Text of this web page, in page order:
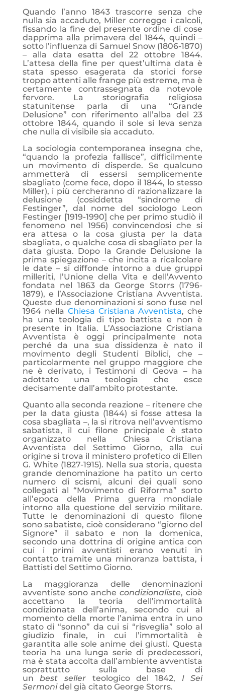
Quando l’anno 1843 trascorre senza che
nulla sia accaduto, Miller corregge i calcoli,
fissando la fine del presente ordine di cose
dapprima alla primavera del 1844, quindi –
sotto l’influenza di Samuel Snow (1806-1870)
– alla data esatta del 22 ottobre 1844.
L’attesa della fine per quest’ultima data è
stata spesso esagerata da storici forse
troppo attenti alle frange più estreme, ma è
certamente contrassegnata da notevole
fervore. La storiografia religiosa
statunitense parla di una “Grande
Delusione” con riferimento all’alba del 23
ottobre 1844, quando il sole si leva senza
che nulla di visibile sia accaduto.
La sociologia contemporanea insegna che,
“quando la profezia fallisce”, difficilmente
un movimento di disperde. Se qualcuno
ammetterà di essersi semplicemente
sbagliato (come fece, dopo il 1844, lo stesso
Miller), i più cercheranno di razionalizzare la
delusione (cosiddetta “sindrome di
Festinger”, dal nome del sociologo Leon
Festinger [1919-1990] che per primo studiò il
fenomeno nel 1956) convincendosi che si
era attesa o la cosa giusta per la data
sbagliata, o qualche cosa di sbagliato per la
data giusta. Dopo la Grande Delusione la
prima spiegazione – che incita a ricalcolare
le date – si diffonde intorno a due gruppi
milleriti, l’Unione della Vita e dell’Avvento
fondata nel 1863 da George Storrs (1796-
1879), e l’Associazione Cristiana Avventista.
Queste due denominazioni si sono fuse nel
1964 nella Chiesa Cristiana Avventista, che
ha una teologia di tipo battista e non è
presente in Italia. L’Associazione Cristiana
Avventista è oggi principalmente nota
perché da una sua dissidenza è nato il
movimento degli Studenti Biblici, che –
particolarmente nel gruppo maggiore che
ne è derivato, i Testimoni di Geova – ha
adottato una teologia che esce
decisamente dall’ambito protestante.
Quanto alla seconda reazione – ritenere che
per la data giusta (1844) si fosse attesa la
cosa sbagliata –, la si ritrova nell’avventismo
sabatista, il cui filone principale è stato
organizzato nella Chiesa Cristiana
Avventista del Settimo Giorno, alla cui
origine si trova il ministero profetico di Ellen
G. White (1827-1915). Nella sua storia, questa
grande denominazione ha patito un certo
numero di scismi, alcuni dei quali sono
collegati al “Movimento di Riforma” sorto
all’epoca della Prima guerra mondiale
intorno alla questione del servizio militare.
Tutte le denominazioni di questo filone
sono sabatiste, cioè considerano “giorno del
Signore” il sabato e non la domenica,
secondo una dottrina di origine antica con
cui i primi avventisti erano venuti in
contatto tramite una minoranza battista, i
Battisti del Settimo Giorno.
La maggioranza delle denominazioni
avventiste sono anchecondizionaliste, cioè
accettano la teoria dell’immortalità
condizionata dell’anima, secondo cui al
momento della morte l’anima entra in uno
stato di “sonno” da cui si “risveglia” solo al
giudizio finale, in cui l’immortalità è
garantita alle sole anime dei giusti. Questa
teoria ha una lunga serie di predecessori,
ma è stata accolta dall’ambiente avventista
soprattutto sulla base di
unbest seller teologico del 1842, I Sei
Sermonidel già citato George Storrs.